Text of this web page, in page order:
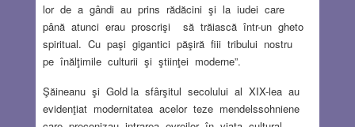
lor de a gândi au prins rădăcini şi la iudei care
până atunci erau proscrişi să trăiască într-un gheto
spiritual. Cu paşi gigantici păşiră fiii tribului nostru
pe înălţimile culturii şi ştiinţei moderne”.
Şăineanu şi Gold la sfârşitul secolului al XIX-lea au
evidenţiat modernitatea acelor teze mendelssohniene